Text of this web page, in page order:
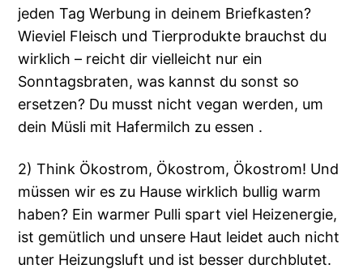
jeden Tag Werbung in deinem Briefkasten?
Wieviel Fleisch und Tierprodukte brauchst du
wirklich – reicht dir vielleicht nur ein
Sonntagsbraten, was kannst du sonst so
ersetzen? Du musst nicht vegan werden, um
dein Müsli mit Hafermilch zu essen .
2) Think Ökostrom, Ökostrom, Ökostrom! Und
müssen wir es zu Hause wirklich bullig warm
haben? Ein warmer Pulli spart viel Heizenergie,
ist gemütlich und unsere Haut leidet auch nicht
unter Heizungsluft und ist besser durchblutet.